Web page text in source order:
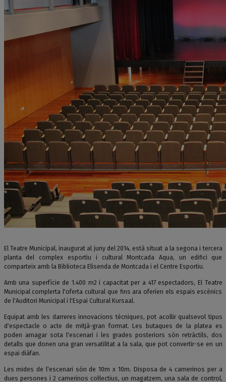
El Teatre Municipal, inaugurat al juny del 2014, està situat a la segona i tercera
planta del complex esportiu i cultural Montcada Aqua, un edifici que
comparteix amb la Biblioteca Elisenda de Montcada i el Centre Esportiu.
Amb una superfície de 1.400 m2 i capacitat per a 417 espectadors, El Teatre
Municipal complerta l'oferta cultural que fins ara oferien els espais escènics
de l'Auditori Municipal i l'Espai Cultural Kursaal.
Equipat amb les darreres innovacions tècniques, pot acollir qualsevol tipus
d'espectacle o acte de mitjà-gran format. Les butaques de la platea es
poden amagar sota l'escenari i les grades posteriors són retràctils, dos
detalls que donen una gran versatilitat a la sala, que pot convertir-se en un
espai diàfan.
Les mides de l'escenari són de 10m x 10m. Disposa de 4 camerinos per a
dues persones i 2 camerinos col·lectius, un magatzem, una sala de control,